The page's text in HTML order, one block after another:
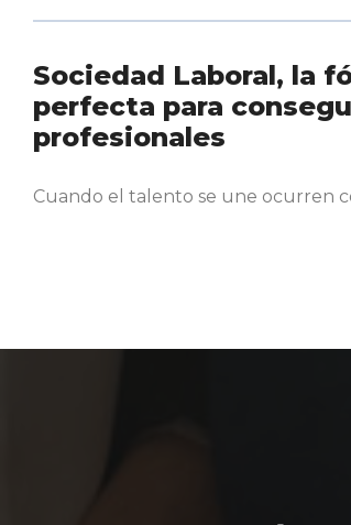
Sociedad Laboral, la
perfecta para
profesionales
Cuando el talento se une ocurren